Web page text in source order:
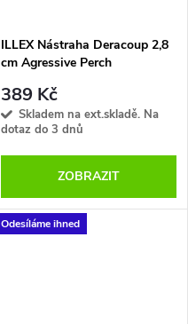
ILLEX Nástraha Deracoup 2,8
cm Agressive Perch
389 Kč
Skladem na ext.skladě. Na
dotaz do 3 dnů
ZOBRAZIT
Odesíláme ihned